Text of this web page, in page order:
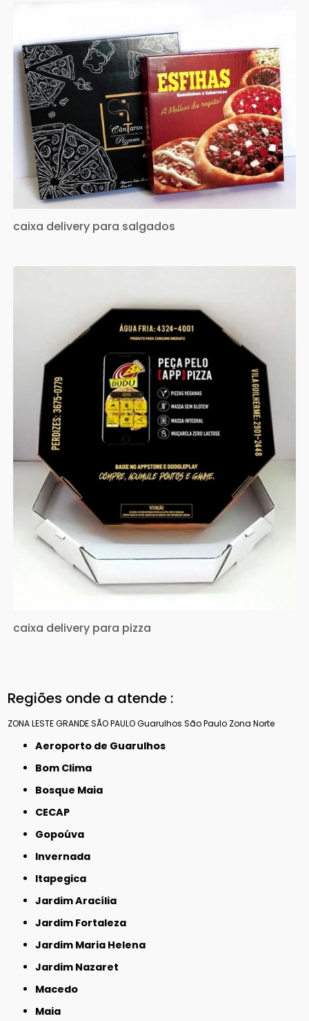
caixa delivery para salgados
caixa delivery para pizza
Regiões onde a atende :
ZONA LESTEGRANDE SÃO PAULOGuarulhos São Paulo Zona Norte
Aeroporto de Guarulhos
Bom Clima
Bosque Maia
CECAP
Gopoúva
Invernada
Itapegica
Jardim Aracília
Jardim Fortaleza
Jardim Maria Helena
Jardim Nazaret
Macedo
Maia